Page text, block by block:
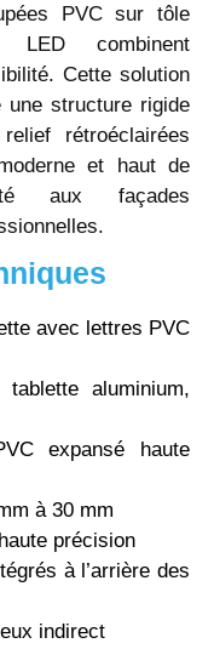
PVC sur tôle
LED combinent
Cette solution
une structure rigide
rétroéclairées
et haut de
aux façades
avec lettres PVC
tablette aluminium,
expansé haute
à 30 mm
précision
à l’arrière des
indirect